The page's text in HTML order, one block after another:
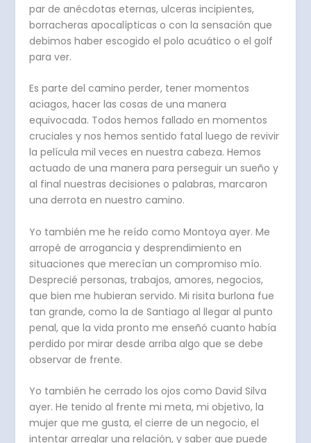
par de anécdotas eternas, ulceras incipientes,
borracheras apocalípticas o con la sensación que
debimos haber escogido el polo acuático o el golf
para ver.
Es parte del camino perder, tener momentos
aciagos, hacer las cosas de una manera
equivocada. Todos hemos fallado en momentos
cruciales y nos hemos sentido fatal luego de revivir
la película mil veces en nuestra cabeza. Hemos
actuado de una manera para perseguir un sueño y
al final nuestras decisiones o palabras, marcaron
una derrota en nuestro camino.
Yo también me he reído como Montoya ayer. Me
arropé de arrogancia y desprendimiento en
situaciones que merecían un compromiso mío.
Desprecié personas, trabajos, amores, negocios,
que bien me hubieran servido. Mi risita burlona fue
tan grande, como la de Santiago al llegar al punto
penal, que la vida pronto me enseñó cuanto había
perdido por mirar desde arriba algo que se debe
observar de frente.
Yo también he cerrado los ojos como David Silva
ayer. He tenido al frente mi meta, mi objetivo, la
mujer que me gusta, el cierre de un negocio, el
intentar arreglar una relación, y saber que puede